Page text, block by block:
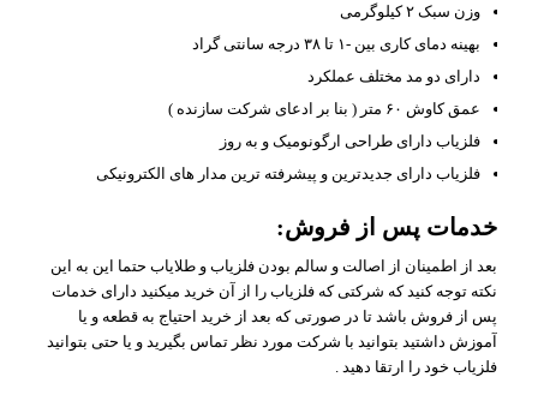
وزن سبک ۲ کیلوگرمی
بهینه دمای کاری بین -۱ تا ۳۸ درجه سانتی گراد
دارای دو مد مختلف عملکرد
عمق کاوش ۶۰ متر ( بنا بر ادعای شرکت سازنده )
فلزیاب دارای طراحی ارگونومیک و به روز
فلزیاب دارای جدیدترین و پیشرفته ترین مدار های الکترونیکی
خدمات پس از فروش:
بعد از اطمینان از اصالت و سالم بودن فلزیاب و طلایاب حتما این به این
نکته توجه کنید که شرکتی که فلزیاب را از آن خرید میکنید دارای خدمات
پس از فروش باشد تا در صورتی که بعد از خرید احتیاج به قطعه و یا
آموزش داشتید بتوانید با شرکت مورد نظر تماس بگیرید و یا حتی بتوانید
فلزیاب خود را ارتقا دهید .